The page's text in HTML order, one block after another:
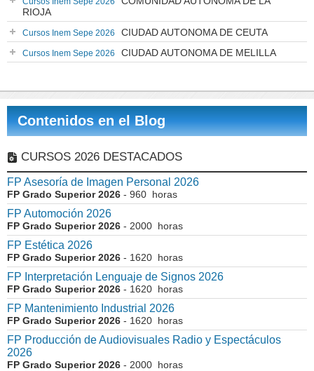
RIOJA
Cursos Inem Sepe 2026 CIUDAD AUTONOMA DE CEUTA
Cursos Inem Sepe 2026 CIUDAD AUTONOMA DE MELILLA
Contenidos en el Blog
CURSOS 2026 DESTACADOS
FP Asesoría de Imagen Personal 2026
FP Grado Superior 2026 - 960 horas
FP Automoción 2026
FP Grado Superior 2026 - 2000 horas
FP Estética 2026
FP Grado Superior 2026 - 1620 horas
FP Interpretación Lenguaje de Signos 2026
FP Grado Superior 2026 - 1620 horas
FP Mantenimiento Industrial 2026
FP Grado Superior 2026 - 1620 horas
FP Producción de Audiovisuales Radio y Espectáculos
2026
FP Grado Superior 2026 - 2000 horas